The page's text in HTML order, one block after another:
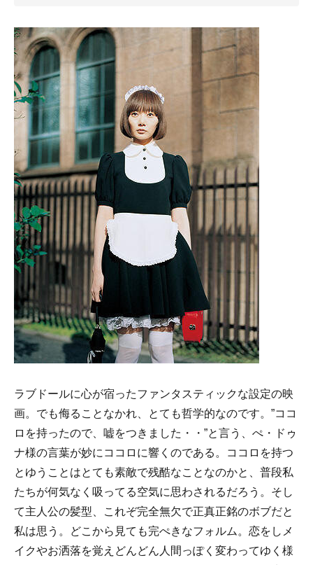
ラブドールに心が宿ったファンタスティックな設定の映
画。でも侮ることなかれ、とても哲学的なのです。 ”ココ
ロを持ったので、嘘をつきました・・”と言う、ぺ・ドゥ
ナ様の言葉が妙にココロに響くのである。
ココロを持つ
とゆうことはとても素敵で残酷なことなのかと、普段私
たちが何気なく吸ってる空気に思わされるだろう。そし
て主人公の髪型、これぞ完全無欠で正真正銘のボブだと
私は思う。どこから見ても完ぺきなフォルム。恋をしメ
イクやお洒落を覚えどんどん人間っぽく変わってゆく様